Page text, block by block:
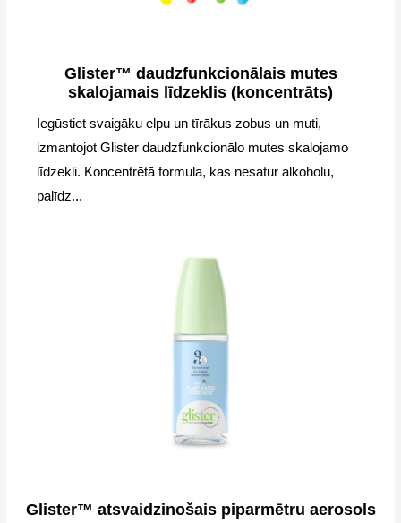
Glister™ daudzfunkcionālais mutes
skalojamais līdzeklis (koncentrāts)
Iegūstiet svaigāku elpu un tīrākus zobus un muti,
izmantojot Glister daudzfunkcionālo mutes skalojamo
līdzekli. Koncentrētā formula, kas nesatur alkoholu,
palīdz...
Glister™ atsvaidzinošais piparmētru aerosols